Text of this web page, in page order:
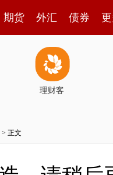
期货 外汇 债券
理财客
> 正文